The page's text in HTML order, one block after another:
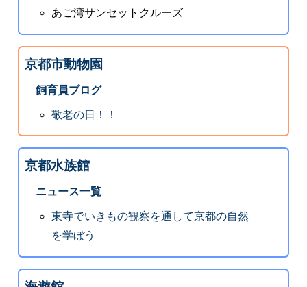
あご湾サンセットクルーズ
京都市動物園
飼育員ブログ
敬老の日！！
京都水族館
ニュース一覧
東寺でいきもの観察を通して京都の自然
を学ぼう